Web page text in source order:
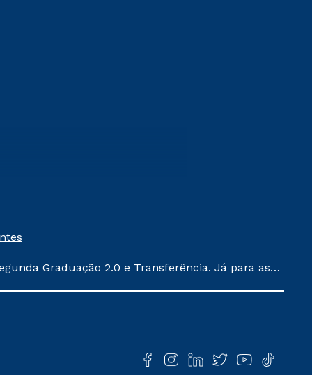
Graduação 2.0 e Transferência. Já para as